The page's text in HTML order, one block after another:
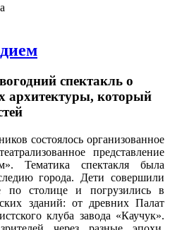
спектакль о
архитектуры, который
состоялось организованное
представление
Тематика спектакля была
города. Дети совершили
по столице и погрузились в
зданий: от древних Палат
клуба завода «Каучук».